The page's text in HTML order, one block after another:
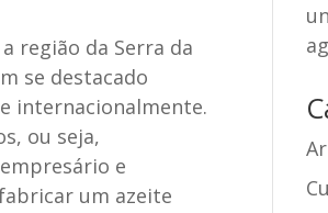
região da Serra da
se destacado
internacionalmente.
ou seja,
e
um azeite